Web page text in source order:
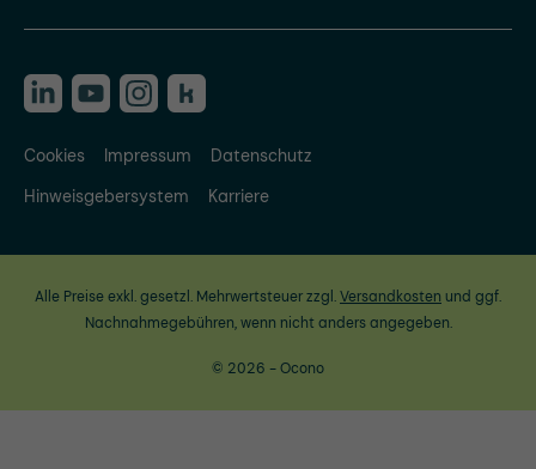
Cookies Impressum
Datenschutz
Hinweisgebersystem
Karriere
Alle Preise exkl. gesetzl. Mehrwertsteuer zzgl.Versandkosten und ggf.
Nachnahmegebühren, wenn nicht anders angegeben.
© 2026 - Ocono